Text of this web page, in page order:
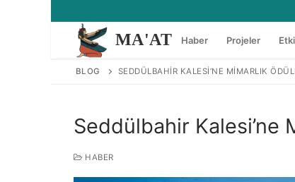
MA'AT Haber Projeler
BLOG SEDDÜLBAHIR KALESI’NE MIMARLIK
Seddülbahir Kalesi’ne
HABER